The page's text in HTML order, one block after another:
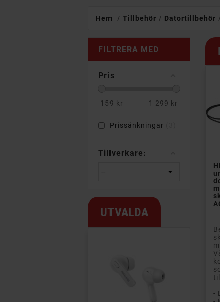
Hem Tillbehör Datortillbehör
FILTRERA MED
Pris
159 kr 1 299 kr
Prissänkningar
Tillverkare:
UTVALDA